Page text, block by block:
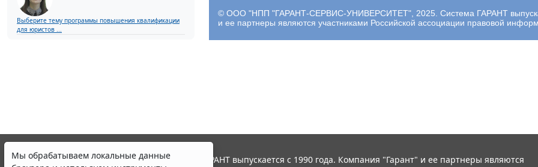
Выберите тему программы повышения квалификации
для юристов ...
© ООО "НПП "ГАРАНТ-СЕРВИС-УНИВЕРСИТЕТ", 2025. Система ГАРАНТ
и ее партнеры являются участниками Российской ассоциации правовой
Мы обрабатываем локальные данные
© ООО "НПП "ГАРАНТ-СЕРВИС", 2026. Система ГАРАНТ выпускается с 1990 года. Компания "Гарант" и ее партнеры являются